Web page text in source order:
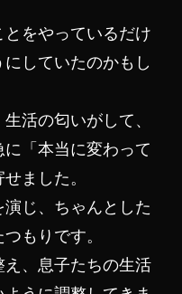
をやっているだけ
していたのかもし
活の匂いがして、
「本当に変わって
ました。
じ、ちゃんとした
もりです。
、息子たちの生活